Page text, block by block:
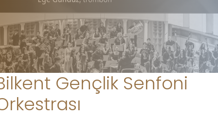
Gençlik Senfoni